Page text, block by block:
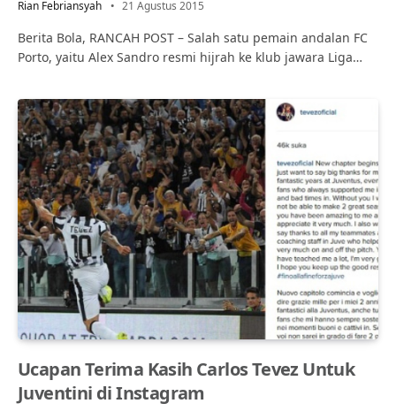
Rian Febriansyah 21 Agustus 2015
Berita Bola, RANCAH POST – Salah satu pemain andalan FC
Porto, yaitu Alex Sandro resmi hijrah ke klub jawara Liga…
Ucapan Terima Kasih Carlos Tevez Untuk
Juventini di Instagram